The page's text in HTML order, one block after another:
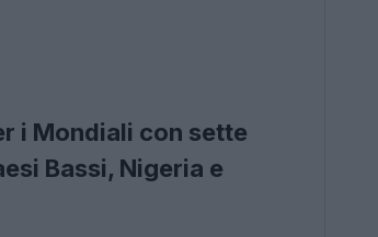
i Mondiali con sette
Bassi, Nigeria e